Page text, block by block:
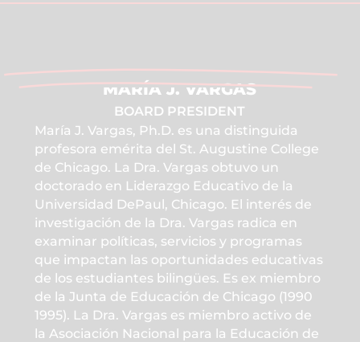
MARÍA J. VARGAS
BOARD PRESIDENT
María J. Vargas, Ph.D. es una distinguida
profesora emérita del St. Augustine College
de Chicago. La Dra. Vargas obtuvo un
doctorado en Liderazgo Educativo de la
Universidad DePaul, Chicago. El interés de
investigación de la Dra. Vargas radica en
examinar políticas, servicios y programas
que impactan las oportunidades educativas
de los estudiantes bilingües. Es ex miembro
de la Junta de Educación de Chicago (1990
1995). La Dra. Vargas es miembro activo de
la Asociación Nacional para la Educación de